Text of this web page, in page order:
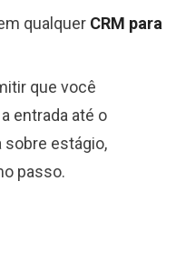
qualquer CRM para
que você
entrada até o
estágio,
passo.